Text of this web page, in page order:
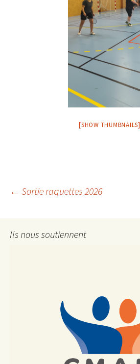
[SHOW THUMBNAILS]
Navigation
des
← Sortie raquettes 2026
Ils nous soutiennent